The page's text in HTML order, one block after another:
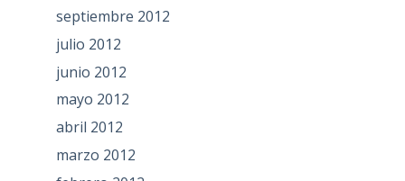
septiembre 2012
julio 2012
junio 2012
mayo 2012
abril 2012
marzo 2012